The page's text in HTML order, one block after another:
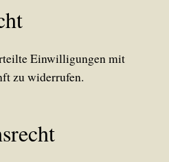
Einwilligungen mit
zu widerrufen.